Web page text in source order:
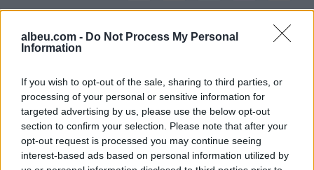
albeu.com - Do Not Process My Personal
Information
If you wish to opt-out of the sale, sharing to third parties, or
processing of your personal or sensitive information for
targeted advertising by us, please use the below opt-out
section to confirm your selection. Please note that after your
opt-out request is processed you may continue seeing
interest-based ads based on personal information utilized by
Pse e prekim vazhdimisht
Një javë me të panjohur: